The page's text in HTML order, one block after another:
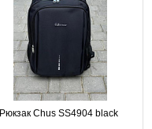
Рюкзак Chus SS4904 black